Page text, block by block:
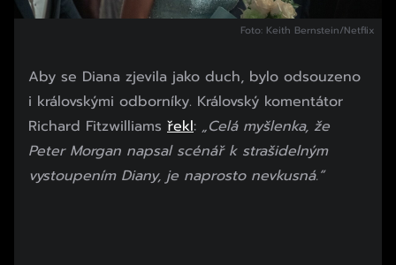
Foto: Keith Bernstein/Netflix
Aby se Diana zjevila jako duch, bylo odsouzeno
i královskými odborníky. Královský komentátor
Richard Fitzwilliams řekl: „Celá myšlenka, že
Peter Morgan napsal scénář k strašidelným
vystoupením Diany, je naprosto nevkusná.“